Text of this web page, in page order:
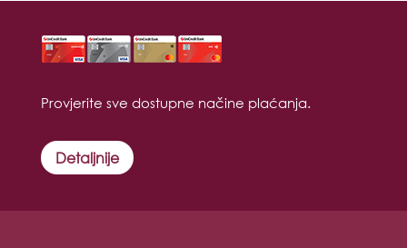
Provjerite sve dostupne načine plaćanja.
Detaljnije